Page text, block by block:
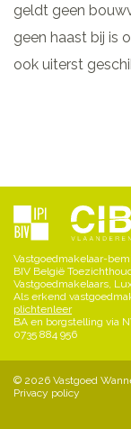
geldt geen
geen haast bij is
ook uiterst
Vastgoedmakelaar-
BIV België
Vastgoedmakelaars,
Als erkend
plichtenleer
BA en borgstelling via
0735 884 956
© 2026 Vastgoed
Privacy policy